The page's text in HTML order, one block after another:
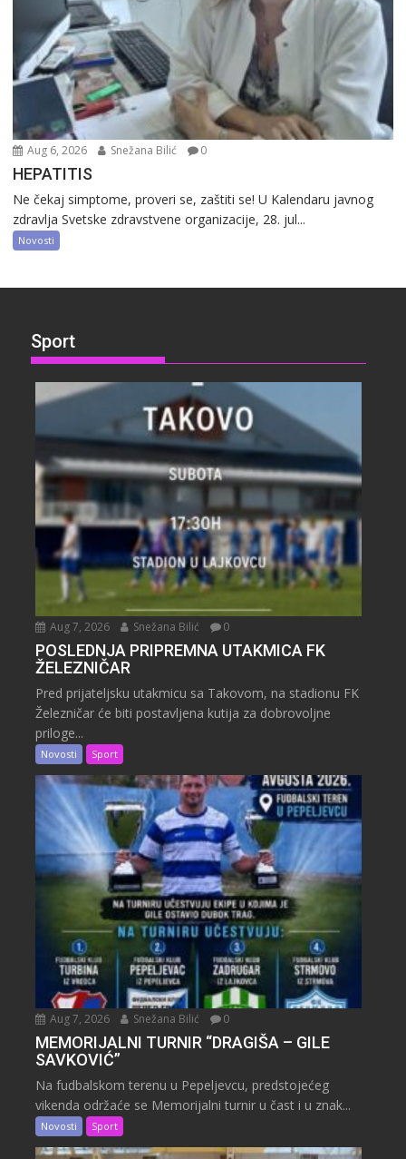
Aug 6, 2026 Snežana Bilić 0
HEPATITIS
Ne čekaj simptome, proveri se, zaštiti se! U Kalendaru javnog
zdravlja Svetske zdravstvene organizacije, 28. jul...
Novosti
Sport
Aug 7, 2026 Snežana Bilić 0
POSLEDNJA PRIPREMNA UTAKMICA FK
ŽELEZNIČAR
Pred prijateljsku utakmicu sa Takovom, na stadionu FK
Železničar će biti postavljena kutija za dobrovoljne
priloge...
Novosti Sport
Aug 7, 2026 Snežana Bilić 0
MEMORIJALNI TURNIR “DRAGIŠA – GILE
SAVKOVIĆ”
Na fudbalskom terenu u Pepeljevcu, predstojećeg
vikenda održaće se Memorijalni turnir u čast i u znak...
Novosti Sport